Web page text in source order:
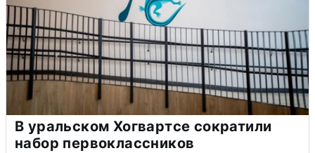
В уральском Хогвартсе сократили
набор первоклассников